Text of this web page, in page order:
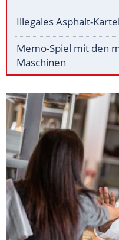
Illegales Asphalt-
Memo-Spiel mit den
Maschinen